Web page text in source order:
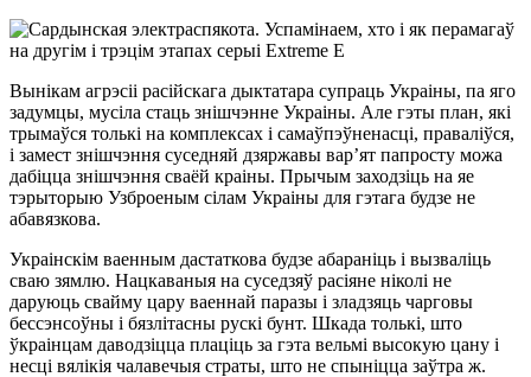
Вынікам агрэсіі расійскага дыктатара супраць Украіны, па яго
задумцы, мусіла стаць знішчэнне Украіны. Але гэты план, які
трымаўся толькі на комплексах і самаўпэўненасці, праваліўся,
і замест знішчэння суседняй дзяржавы вар’ят папросту можа
дабіцца знішчэння сваёй краіны. Прычым заходзіць на яе
тэрыторыю Узброеным сілам Украіны для гэтага будзе не
абавязкова.
Украінскім ваенным дастаткова будзе абараніць і вызваліць
сваю зямлю. Нацкаваныя на суседзяў расіяне ніколі не
даруюць свайму цару ваеннай паразы і зладзяць чарговы
бессэнсоўны і бязлітасны рускі бунт. Шкада толькі, што
ўкраінцам даводзіцца плаціць за гэта вельмі высокую цану і
несці вялікія чалавечыя страты, што не спыніцца заўтра ж.